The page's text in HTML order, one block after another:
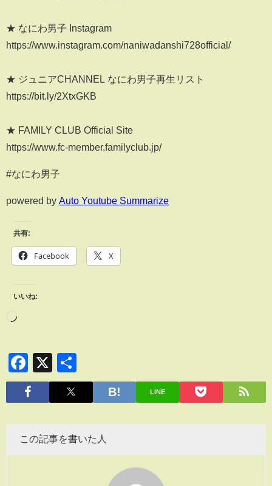
★ なにわ男子 Instagram
https://www.instagram.com/naniwadanshi728official/
★ ジュニアCHANNEL なにわ男子再生リスト
https://bit.ly/2XtxGKB
★ FAMILY CLUB Official Site
https://www.fc-member.familyclub.jp/
#なにわ男子
powered by Auto Youtube Summarize
共有:
Facebook X
いいね:
Facebook
X
有
LINE
この記事を書いた人